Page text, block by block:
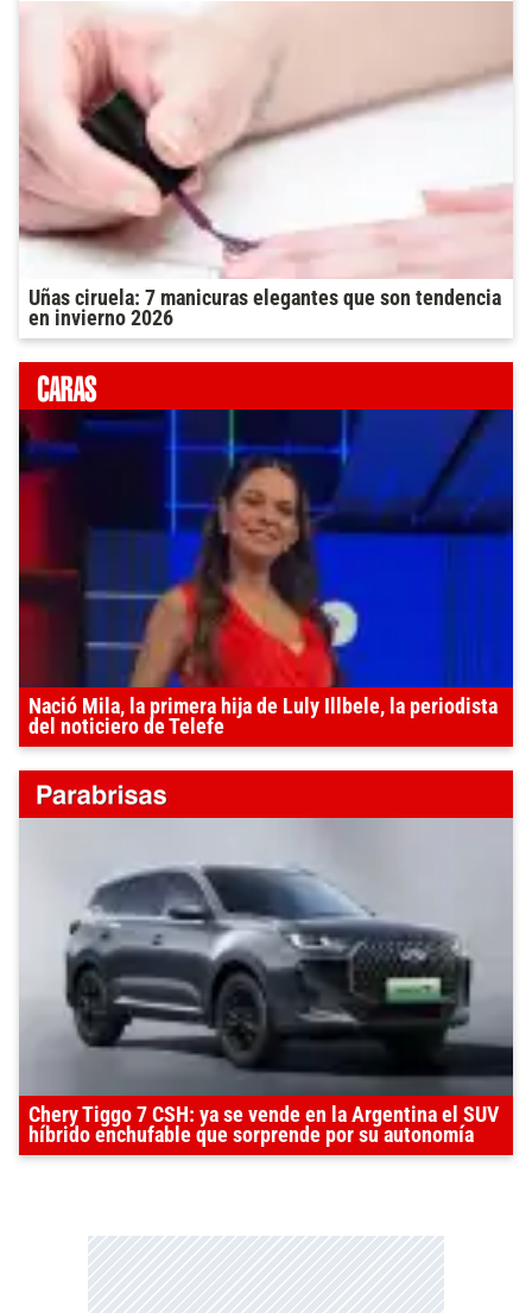
Uñas ciruela: 7 manicuras elegantes que son tendencia
en invierno 2026
Nació Mila, la primera hija de Luly Illbele, la periodista
del noticiero de Telefe
Chery Tiggo 7 CSH: ya se vende en la Argentina el SUV
híbrido enchufable que sorprende por su autonomía